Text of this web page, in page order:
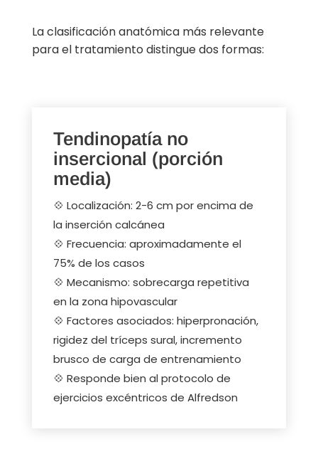
La clasificación anatómica más relevante
para el tratamiento distingue dos formas:
Tendinopatía no
insercional (porción
media)
💠 Localización: 2-6 cm por encima de
la inserción calcánea
💠 Frecuencia: aproximadamente el
75% de los casos
💠 Mecanismo: sobrecarga repetitiva
en la zona hipovascular
💠 Factores asociados: hiperpronación,
rigidez del tríceps sural, incremento
brusco de carga de entrenamiento
💠 Responde bien al protocolo de
ejercicios excéntricos de Alfredson